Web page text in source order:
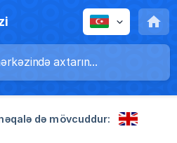
də mövcuddur: